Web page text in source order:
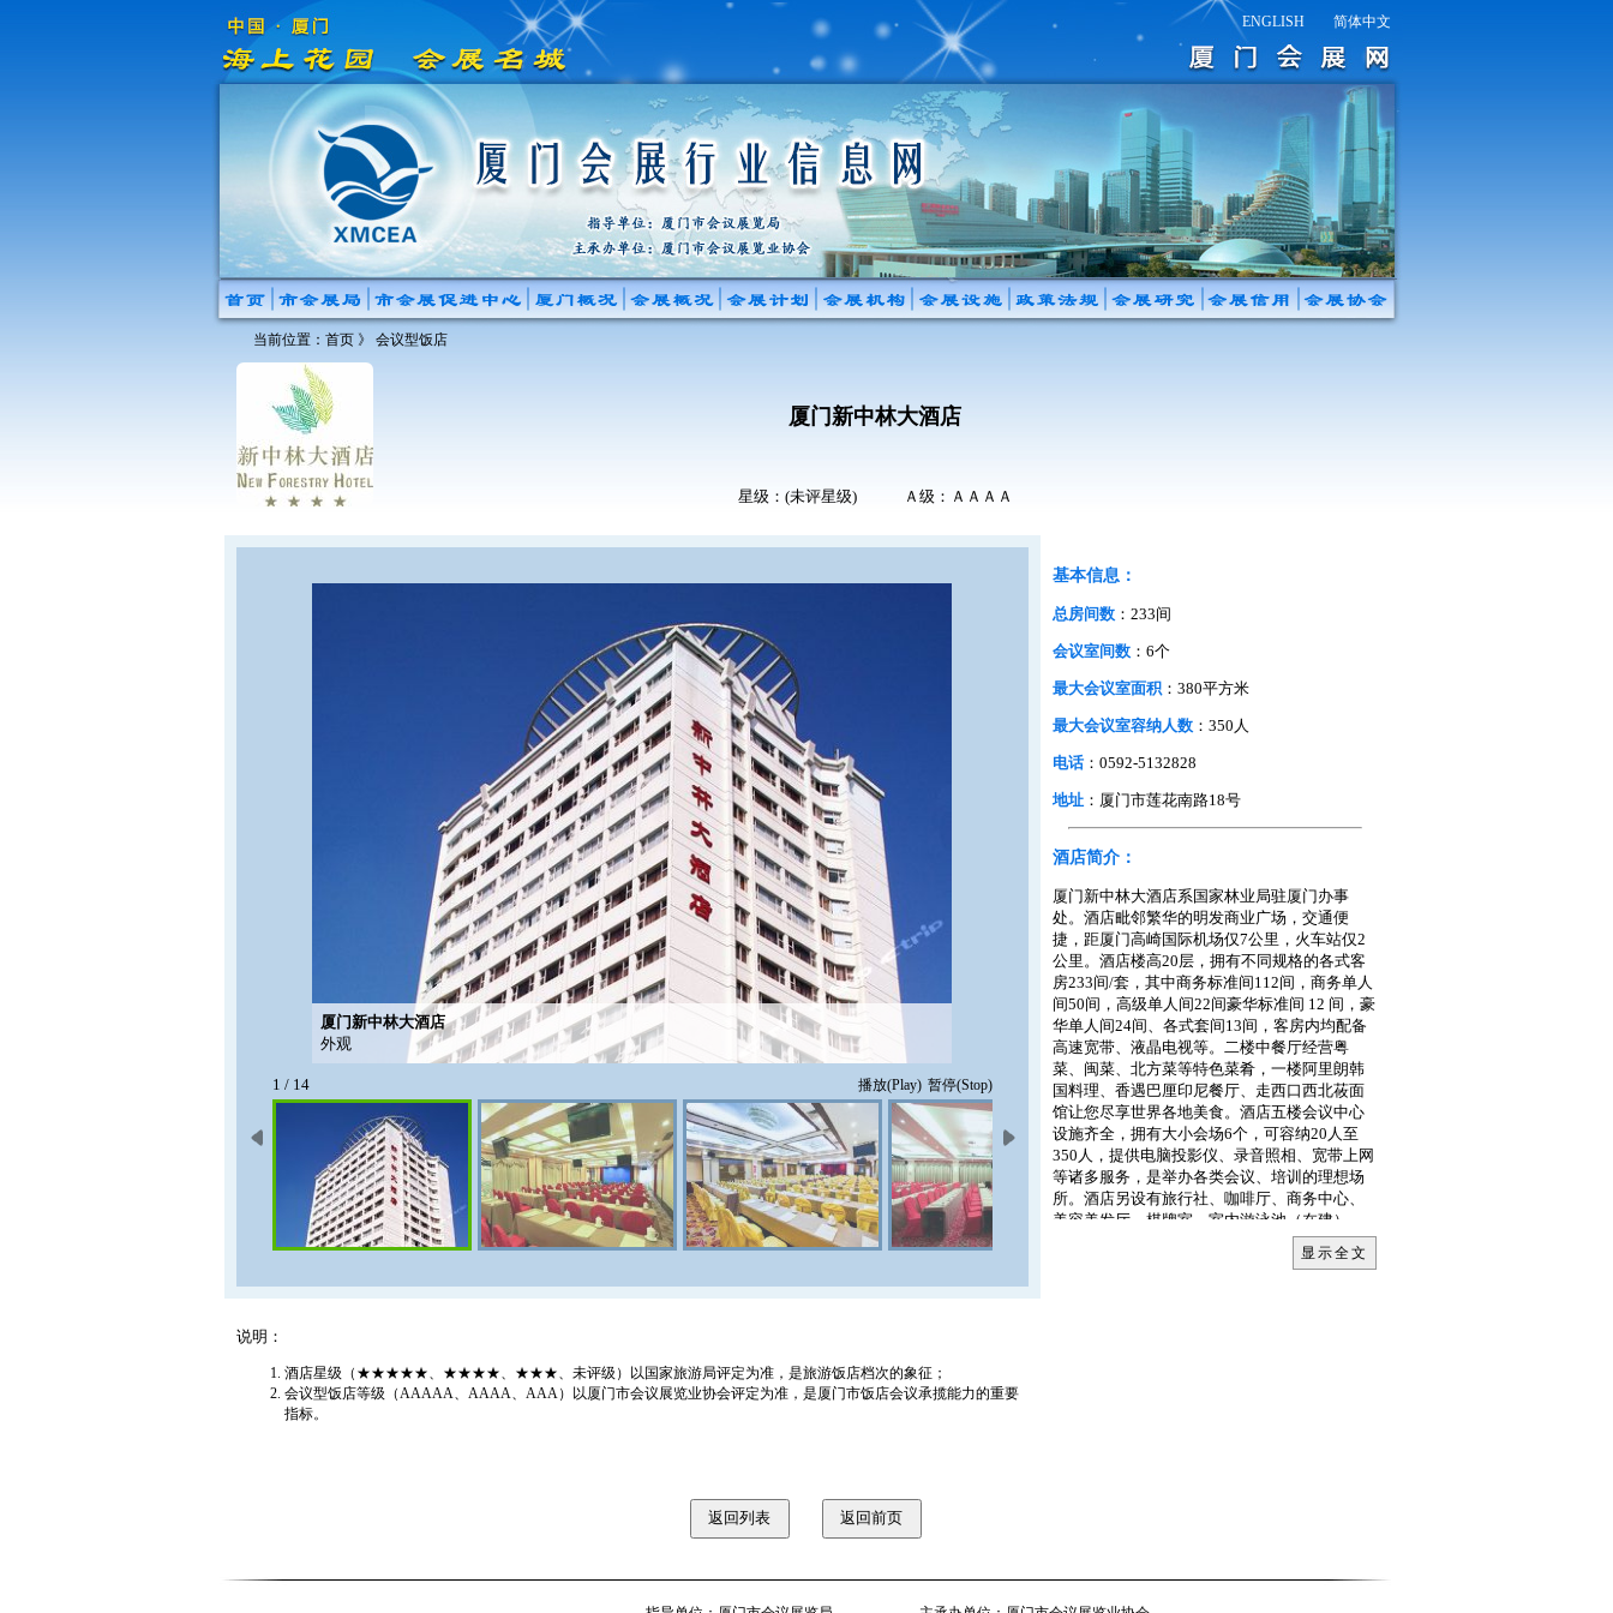
ENGLISH 简体中文
当前位置： 首页 》 会议型饭店
厦门新中林大酒店
星级：(未评星级) Ａ级：ＡＡＡＡ
厦门新中林大酒店
外观
1 / 14 播放(Play) 暂停(Stop)
基本信息：
总房间数 ：233间
会议室间数 ：6个
最大会议室面积 ：380平方米
最大会议室容纳人数 ：350人
电话 ：0592-5132828
地址 ：厦门市莲花南路18号
酒店简介：
厦门新中林大酒店系国家林业局驻厦门办事
处。酒店毗邻繁华的明发商业广场，交通便
捷，距厦门高崎国际机场仅7公里，火车站仅2
公里。酒店楼高20层，拥有不同规格的各式客
房233间/套，其中商务标准间112间，商务单人
间50间，高级单人间22间豪华标准间 12 间，豪
华单人间24间、各式套间13间，客房内均配备
高速宽带、液晶电视等。二楼中餐厅经营粤
菜、闽菜、北方菜等特色菜肴，一楼阿里朗韩
国料理、香遇巴厘印尼餐厅、走西口西北莜面
馆让您尽享世界各地美食。酒店五楼会议中心
设施齐全，拥有大小会场6个，可容纳20人至
350人，提供电脑投影仪、录音照相、宽带上网
等诸多服务，是举办各类会议、培训的理想场
所。酒店另设有旅行社、咖啡厅、商务中心、
美容美发厅、棋牌室、室内游泳池（在建）、
足浴保健中心、KTV夜总会、特产商场等配套
显示全文
说明：
酒店星级（★★★★★、★★★★、★★★、未评级）以国家旅游局评定为准，是旅游饭店档次的象征；
会议型饭店等级（AAAAA、AAAA、AAA）以厦门市会议展览业协会评定为准，是厦门市饭店会议承揽能力的重要
指标。